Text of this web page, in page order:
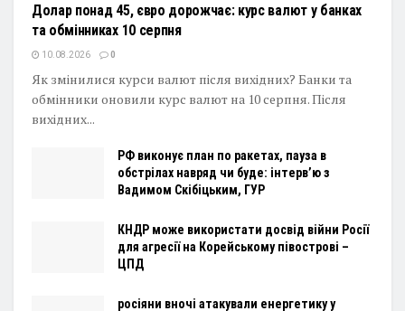
Долар понад 45, євро дорожчає: курс валют у банках
та обмінниках 10 серпня
10.08.2026 0
Як змінилися курси валют після вихідних? Банки та
обмінники оновили курс валют на 10 серпня. Після
вихідних...
РФ виконує план по ракетах, пауза в
обстрілах навряд чи буде: інтервʼю з
Вадимом Скібіцьким, ГУР
КНДР може використати досвід війни Росії
для агресії на Корейському півострові –
ЦПД
росіяни вночі атакували енергетику у